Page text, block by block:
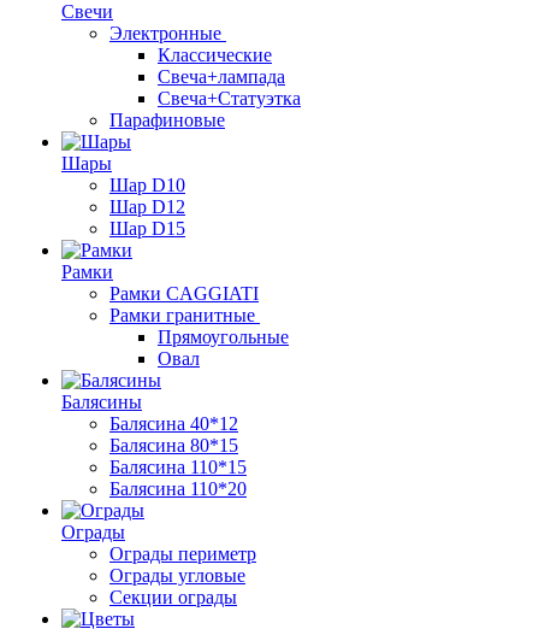
Свечи
Электронные
Классические
Свеча+лампада
Свеча+Статуэтка
Парафиновые
Шары
Шар D10
Шар D12
Шар D15
Рамки
Рамки CAGGIATI
Рамки гранитные
Прямоугольные
Овал
Балясины
Балясина 40*12
Балясина 80*15
Балясина 110*15
Балясина 110*20
Ограды
Ограды периметр
Ограды угловые
Секции ограды